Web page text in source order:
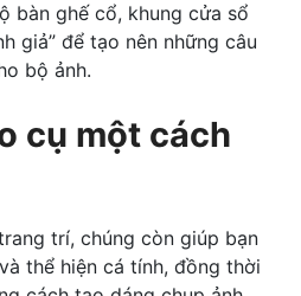
bàn ghế cổ, khung cửa sổ
giả” để tạo nên những câu
bộ ảnh.
cụ một cách
trí, chúng còn giúp bạn
thể hiện cá tính, đồng thời